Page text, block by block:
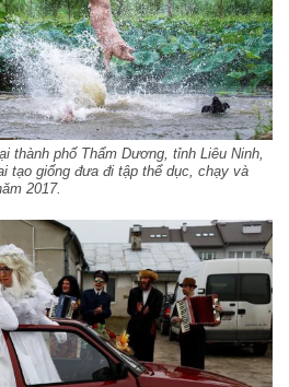
thành phố Thẩm Dương, tỉnh Liêu Ninh,
tạo giống đưa đi tập thể dục, chạy và
2017.